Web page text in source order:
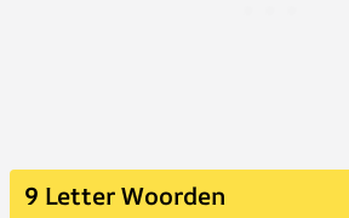
9 Letter Woorden